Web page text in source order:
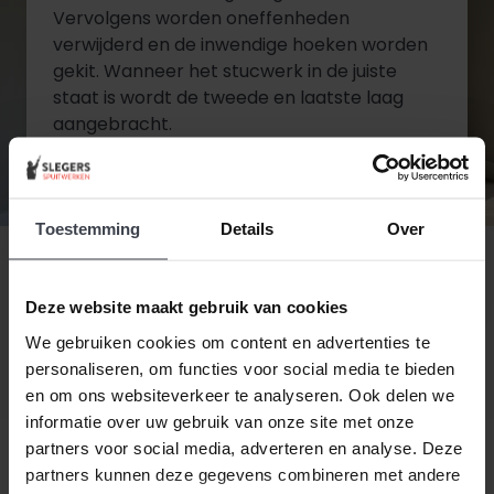
Toestemming Details Over
Deze website maakt gebruik van cookies
We gebruiken cookies om content en advertenties te
personaliseren, om functies voor social media te bieden
en om ons websiteverkeer te analyseren. Ook delen we
informatie over uw gebruik van onze site met onze
partners voor social media, adverteren en analyse. Deze
partners kunnen deze gegevens combineren met andere
Vervolgens worden oneffenheden
verwijderd en de inwendige hoeken worden
gekit. Wanneer het stucwerk in de juiste
staat is wordt de tweede en laatste laag
aangebracht.